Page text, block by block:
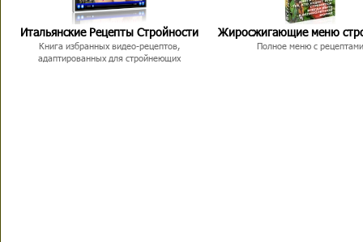
Итальянские Рецепты Стройности
Книга избранных видео-рецептов,
адаптированных для стройнеющих
Жиросжигающие меню
Полное меню с рецептами